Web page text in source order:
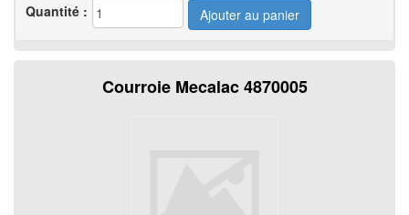
Quantité :
Courroie Mecalac 4870005